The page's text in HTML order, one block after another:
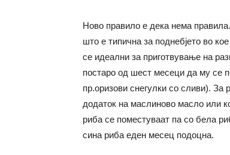
Ново правило е дека нема
што е типична за поднебјето во
се идеални за приготвување на
постаро од шест месеци да му се
пр.оризови снегулки со сливи). За
додаток на маслиново масло или
риба се поместуваат па со бела
сина риба еден месец подоцна.